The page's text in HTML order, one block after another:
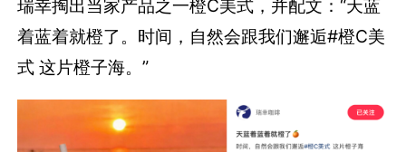
瑞幸掏出当家产品之一橙C美式，并配文：“天蓝
着蓝着就橙了。时间，自然会跟我们邂逅#橙C美
式 这片橙子海。”